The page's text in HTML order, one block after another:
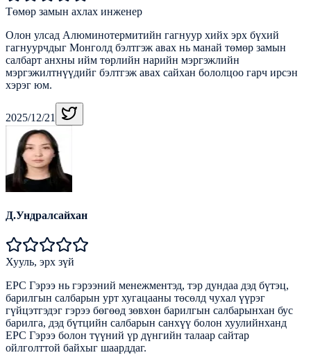
Төмөр замын ахлах инженер
Oлон улсад Алюминотермитийн гагнуур хийх эрх бүхий
гагнуурчдыг Монголд бэлтгэж авах нь манай төмөр замын
салбарт анхны ийм төрлийн нарийн мэргэжлийн
мэргэжилтнүүдийг бэлтгэж авах сайхан бололцоо гарч ирсэн
хэрэг юм.
2025/12/21
Д.Ундралсайхан
Хууль, эрх зүй
EPC Гэрээ нь гэрээний менежментэд, тэр дундаа дэд бүтэц,
барилгын салбарын урт хугацааны төсөлд чухал үүрэг
гүйцэтгэдэг гэрээ бөгөөд зөвхөн барилгын салбарынхан бус
барилга, дэд бүтцийн салбарын санхүү болон хуулийнханд
EPC Гэрээ болон түүний үр дүнгийн талаар сайтар
ойлголттой байхыг шаарддаг.